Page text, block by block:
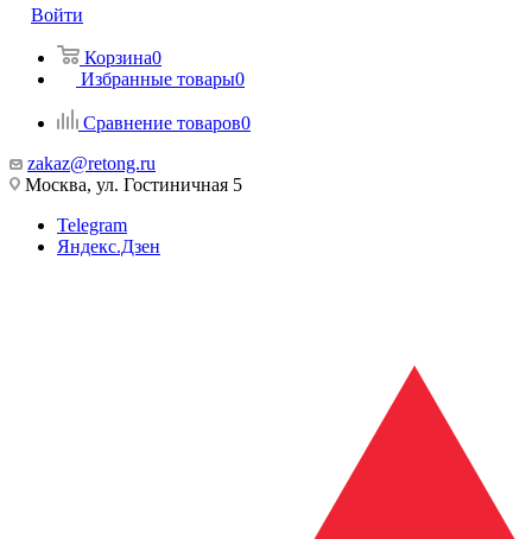
Войти
Корзина0
Избранные товары0
Сравнение товаров0
zakaz@retong.ru
Москва, ул. Гостиничная 5
Telegram
Яндекс.Дзен